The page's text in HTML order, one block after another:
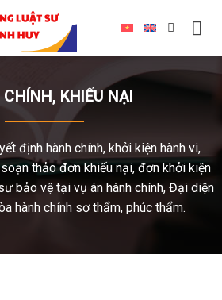
KHIẾU NẠI
định hành chính, khởi kiện hành vi,
thảo đơn khiếu nại, đơn khởi kiện
bảo vệ tại vụ án hành chính, Đại diện
hành chính sơ thẩm, phúc thẩm.